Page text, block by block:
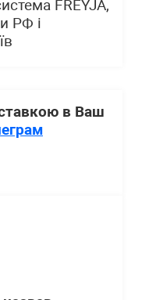
FREYJA,
РФ і
в Ваш